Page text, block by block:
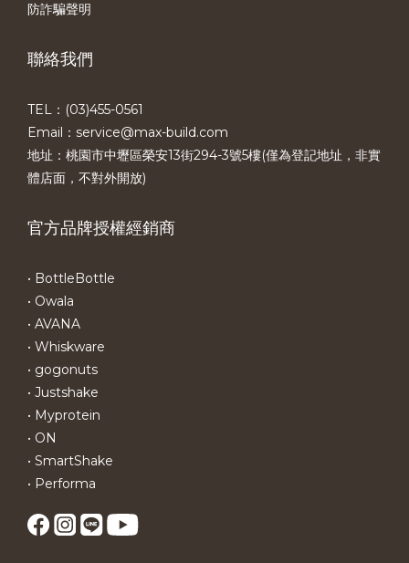
防詐騙聲明
聯絡我們
TEL：(03)455-0561​
Email：service@max-build.com
地址：桃園市中壢區榮安13街294-3號5樓(僅為登記地址，非實
體店面，不對外開放)
官方品牌授權經銷商
• BottleBottle
• Owala
• AVANA
• Whiskware
• gogonuts
• Justshake
• Myprotein
• ON
• SmartShake
• Performa